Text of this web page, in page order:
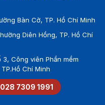
Bàn Cờ, TP. Hồ Chí Minh
Diên Hồng, TP. Hồ Chí
Công viên Phần mềm
Chí Minh
028 7309 1991